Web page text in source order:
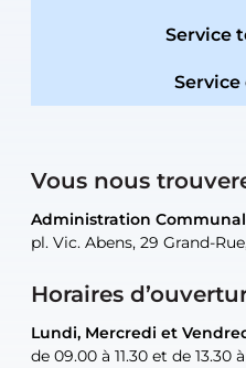
Service
Vous nous
Administration
pl. Vic. Abens, 29 Grand-
Horaires
Lundi, Mercredi et
de 09.00 à 11.30 et de 13.30
Administration
pl. Vic. Abens, 29 Grand-
Lundi, Mercredi et
de 09.00 à 11.30 et de 13.30
Administration
pl. Vic. Abens, 29 Grand-
uniquement sur rendez-
Administration
pl. Vic. Abens, 29 Grand-
uniquement sur rendez-
Atelier Communal de la
30, rue Neugarten, L-9422
uniquement sur rendez-